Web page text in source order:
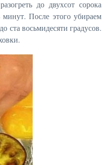
до двухсот сорока
минут. После этого убираем
ста восьмидесяти градусов.